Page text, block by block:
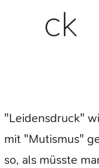
ck
"Leidensdruck"
mit "Mutismus"
so, als müsste